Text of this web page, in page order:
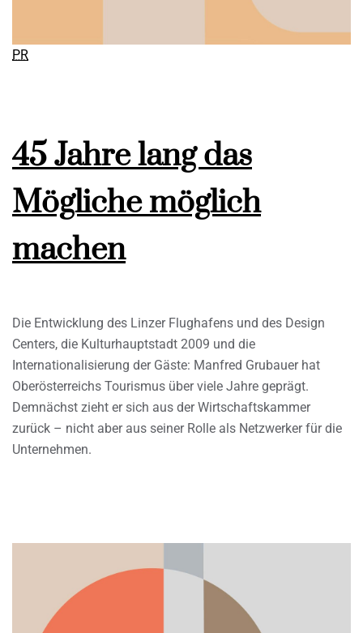
PR
45 Jahre lang das
Mögliche möglich
machen
Die Entwicklung des Linzer Flughafens und des Design
Centers, die Kulturhauptstadt 2009 und die
Internationalisierung der Gäste: Manfred Grubauer hat
Oberösterreichs Tourismus über viele Jahre geprägt.
Demnächst zieht er sich aus der Wirtschaftskammer
zurück – nicht aber aus seiner Rolle als Netzwerker für die
Unternehmen.